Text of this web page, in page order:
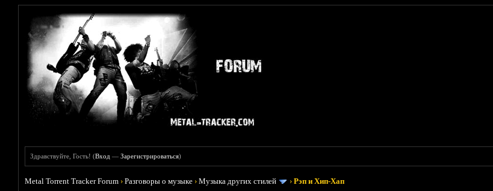
Здравствуйте, Гость! (Вход —Зарегистрироваться)
Metal Torrent Tracker Forum ›Разговоры о музыке ›Музыка других стилей ›Рэп и Хип-Хап